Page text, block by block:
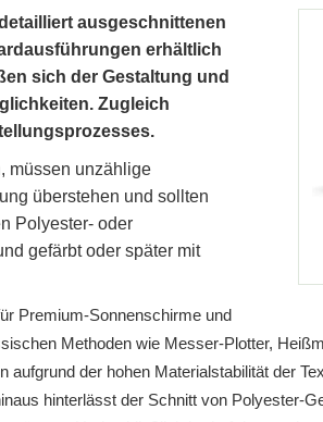
ausgeschnittenen
erhältlich
sich der Gestaltung und
Zugleich
müssen unzählige
überstehen und sollten
Polyester- oder
gefärbt oder später mit
Premium-Sonnenschirme und
Methoden wie Messer-Plotter,
der hohen Materialstabilität der
hinterlässt der Schnitt von Polyester-